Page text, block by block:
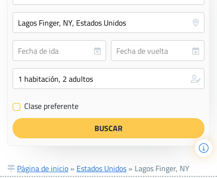
✔ Clase preferente
Página de inicio » Estados Unidos » Lagos Finger, NY